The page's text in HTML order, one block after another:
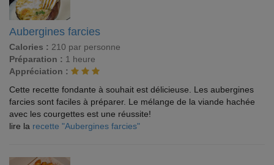
Aubergines farcies
Calories : 210 par personne
Préparation : 1 heure
Appréciation :
Cette recette fondante à souhait est délicieuse. Les aubergines
farcies sont faciles à préparer. Le mélange de la viande hachée
avec les courgettes est une réussite!
lire la recette "Aubergines farcies"